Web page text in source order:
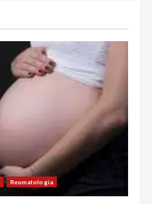
Reumatologia